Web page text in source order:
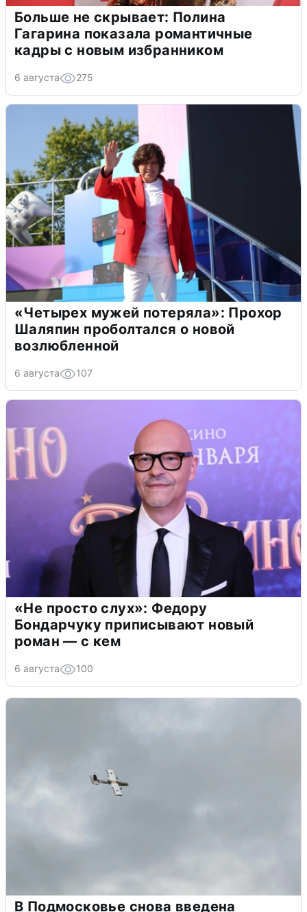
Больше не скрывает: Полина
Гагарина показала романтичные
кадры с новым избранником
6 августа 275
«Четырех мужей потеряла»: Прохор
Шаляпин проболтался о новой
возлюбленной
6 августа 107
«Не просто слух»: Федору
Бондарчуку приписывают новый
роман — с кем
6 августа 100
В Подмосковье снова введена